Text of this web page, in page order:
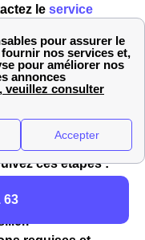
le service
10h00 à 18h00
vous assisteront
à Gisors
ligne via votre
ces étapes :
abonnements
63